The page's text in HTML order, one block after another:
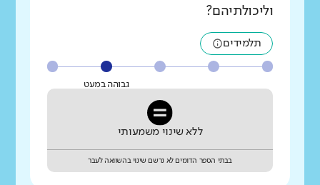
וליכולתיהם?
תלמידים
גבוהה במעט
ללא שינוי משמעותי
בבתי הספר הדומים לא נרשם שינוי בהשוואה לעבר